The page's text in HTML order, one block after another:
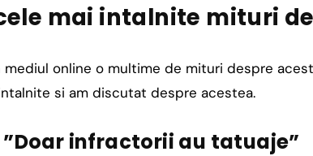
mai intalnite mituri
mediul online o multime de mituri despre
si am discutat despre acestea.
”Doar infractorii au tatuaje”